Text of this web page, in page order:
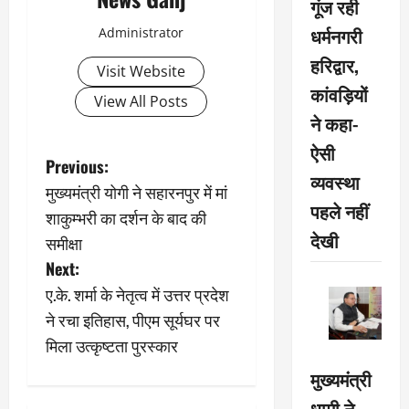
Administrator
Visit Website
View All Posts
P
o
s
t
n
a
Previous:
मुख्यमंत्री योगी ने सहारनपुर में मां
शाकुम्भरी का दर्शन के बाद की
समीक्षा
Next:
ए.के. शर्मा के नेतृत्व में उत्तर प्रदेश
ने रचा इतिहास, पीएम सूर्यघर पर
मिला उत्कृष्टता पुरस्कार
गूंज रही
धर्मनगरी
हरिद्वार,
कांवड़ियों
ने कहा-
ऐसी
व्यवस्था
पहले नहीं
देखी
मुख्यमंत्री